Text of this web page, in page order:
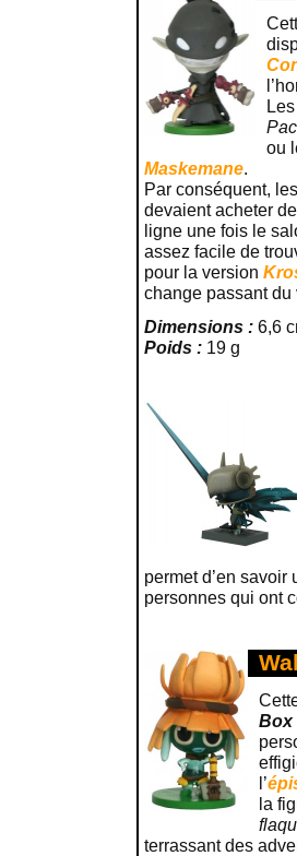
ou
Maskemane.
Par conséquent,
devaient acheter
ligne une fois le
assez facile de
pour la version
change passant du
Dimensions : 6,6
Poids : 19 g
permet d’en savoir
personnes qui ont
Box
l’
la
terrassant des